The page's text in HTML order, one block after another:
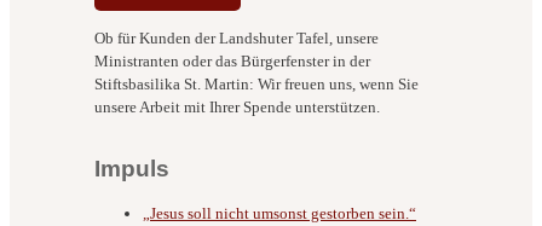
Ob für Kunden der Landshuter Tafel, unsere
Ministranten oder das Bürgerfenster in der
Stiftsbasilika St. Martin: Wir freuen uns, wenn Sie
unsere Arbeit mit Ihrer Spende unterstützen.
Impuls
„Jesus soll nicht umsonst gestorben sein.“